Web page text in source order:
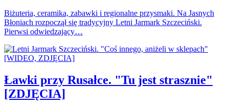
Biżuteria, ceramika, zabawki i regionalne przysmaki. Na Jasnych
Błoniach rozpoczął się tradycyjny Letni Jarmark Szczeciński.
Pierwsi odwiedzający…
Ławki przy Rusałce. "Tu jest strasznie"
[ZDJĘCIA]